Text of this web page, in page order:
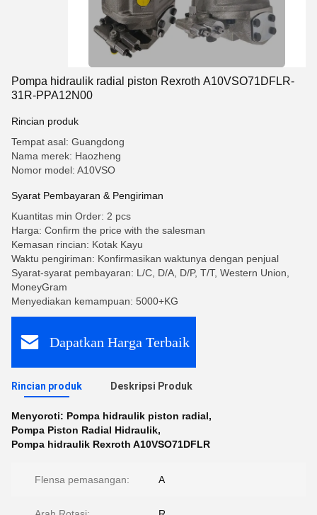
Pompa hidraulik radial piston Rexroth A10VSO71DFLR-
31R-PPA12N00
Rincian produk
Tempat asal: Guangdong
Nama merek: Haozheng
Nomor model: A10VSO
Syarat Pembayaran & Pengiriman
Kuantitas min Order: 2 pcs
Harga: Confirm the price with the salesman
Kemasan rincian: Kotak Kayu
Waktu pengiriman: Konfirmasikan waktunya dengan penjual
Syarat-syarat pembayaran: L/C, D/A, D/P, T/T, Western Union,
MoneyGram
Menyediakan kemampuan: 5000+KG
Dapatkan Harga Terbaik
Rincian produk Deskripsi Produk
Menyoroti: Pompa hidraulik piston radial,
Pompa Piston Radial Hidraulik,
Pompa hidraulik Rexroth A10VSO71DFLR
Flensa pemasangan: A